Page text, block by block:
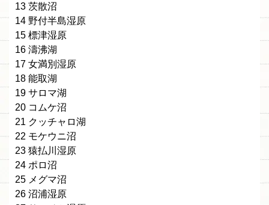
13 茨散沼
14 野付半島湿原
15 標津湿原
16 濤沸湖
17 女満別湿原
18 能取湖
19 サロマ湖
20 コムケ沼
21 クッチャロ湖
22 モケウニ沼
23 猿払川湿原
24 ポロ沼
25 メグマ沼
26 沼浦湿原